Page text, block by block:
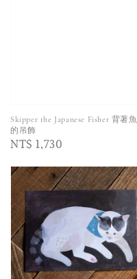
Skipper the Japanese Fisher 背著魚
的吊飾
Regular
NT$ 1,730